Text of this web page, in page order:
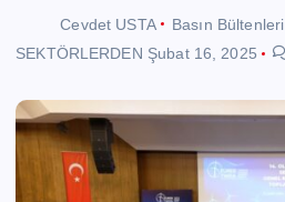
Cevdet USTA Basın Bültenleri
SEKTÖRLERDEN Şubat 16, 2025